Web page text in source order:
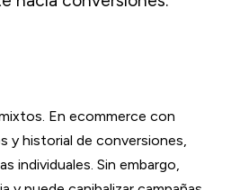
En ecommerce con
y historial de conversiones,
individuales. Sin embargo,